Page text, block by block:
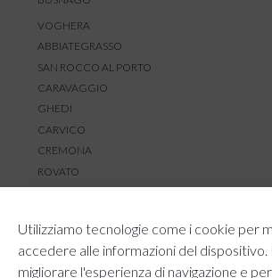
Utilizziamo tecnologie come i cookie per
accedere alle informazioni del
migliorare l'esperienza di navigazione e
VOGHERA
ABBIATEGRASSO
SAN ROCCO AL PORTO
CARAVAGGIO
GHEDI
CARVICO
CREMONA
ROVATO